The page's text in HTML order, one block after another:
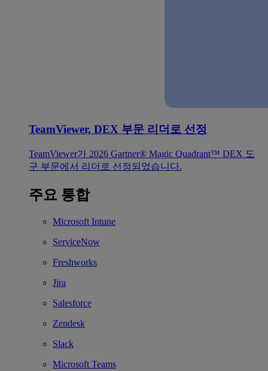
TeamViewer, DEX 부문 리더로 선정
TeamViewer가 2026 Gartner® Magic Quadrant™ DEX 도
구 부문에서 리더로 선정되었습니다.
주요 통합
Microsoft Intune
ServiceNow
Freshworks
Jira
Salesforce
Zendesk
Slack
Microsoft Teams